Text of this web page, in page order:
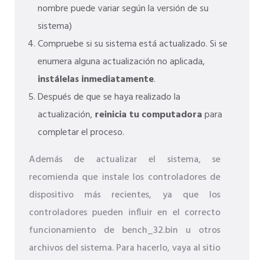
nombre puede variar según la versión de su
sistema)
Compruebe si su sistema está actualizado. Si se
enumera alguna actualización no aplicada,
instálelas inmediatamente.
Después de que se haya realizado la
actualización, reinicia tu computadorapara
completar el proceso.
Además de actualizar el sistema, se
recomienda que instale los controladores de
dispositivo más recientes, ya que los
controladores pueden influir en el correcto
funcionamiento de bench_32.bin u otros
archivos del sistema. Para hacerlo, vaya al sitio